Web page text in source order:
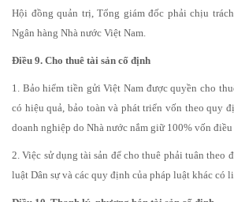
Hội đồng quản trị, Tổng giám đốc phải chịu
Ngân hàng Nhà nước Việt Nam.
Điều 9. Cho thuê tài sản cố định
1. Bảo hiểm tiền gửi Việt Nam được quyền cho
có hiệu quả, bảo toàn và phát triển vốn theo quy
doanh nghiệp do Nhà nước nắm giữ 100% vốn
2. Việc sử dụng tài sản để cho thuê phải tuân theo
luật Dân sự và các quy định của pháp luật khác có